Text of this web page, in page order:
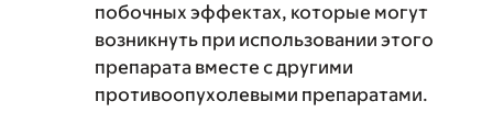
побочных эффектах, которые могут
возникнуть при использовании этого
препарата вместе с другими
противоопухолевыми препаратами.